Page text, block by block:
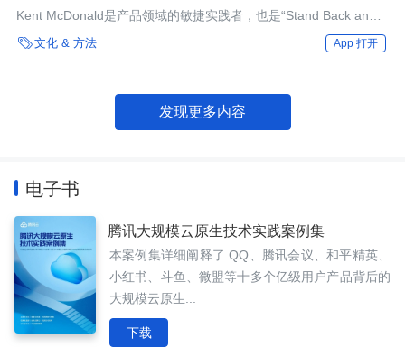
Kent McDonald是产品领域的敏捷实践者，也是“Stand Back and
Deliver:Accelerating Business Agility”一书的合著者。他最近为
Scrum Alliance发起了一个网络研讨会，谈论了一些用于改进和成
文化 & 方法 App 打开
发现更多内容
电子书
腾讯大规模云原生技术实践案例集
本案例集详细阐释了 QQ、腾讯会议、和平精英、
小红书、斗鱼、微盟等十多个亿级用户产品背后的
大规模云原生...
下载